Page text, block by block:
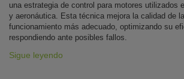
una estrategia de control para motores utilizados
y aeronáutica. Esta técnica mejora la calidad de
funcionamiento más adecuado, optimizando su
respondiendo ante posibles fallos.
Sigue leyendo